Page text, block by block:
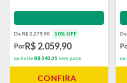
Impermeabilização - VEDA
De R$ 2.279,90 10% OFF
PorR$ 2.059,90
ou 6x de R$ 343,31 sem juros
CONFIRA
ou